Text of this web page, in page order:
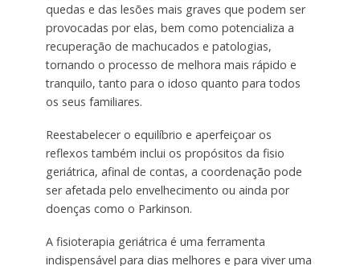
quedas e das lesões mais graves que podem ser
provocadas por elas, bem como potencializa a
recuperação de machucados e patologias,
tornando o processo de melhora mais rápido e
tranquilo, tanto para o idoso quanto para todos
os seus familiares.
Reestabelecer o equilíbrio e aperfeiçoar os
reflexos também inclui os propósitos da fisio
geriátrica, afinal de contas, a coordenação pode
ser afetada pelo envelhecimento ou ainda por
doenças como o Parkinson.
A fisioterapia geriátrica é uma ferramenta
indispensável para dias melhores e para viver uma